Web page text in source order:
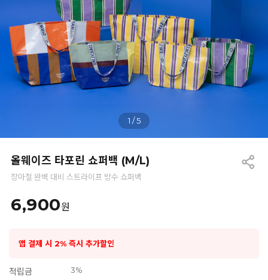
1 /5
올웨이즈 타포린 쇼퍼백 (M/L)
장마철 완벽 대비 스트라이프 방수 쇼퍼백
6,900원
앱 결제 시 2% 즉시 추가할인
적립금 3%